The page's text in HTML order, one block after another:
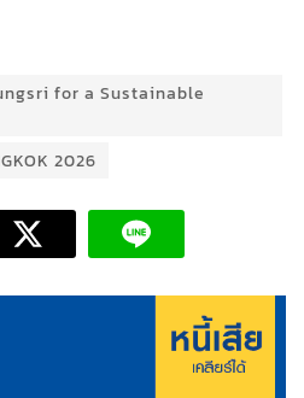
for a Sustainable
2026